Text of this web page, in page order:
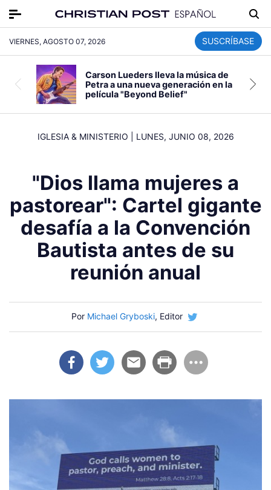
VIERNES, AGOSTO 07, 2026 SUSCRÍBASE
Carson Lueders lleva la música de
Petra a una nueva generación en la
película "Beyond Belief"
IGLESIA & MINISTERIO LUNES, JUNIO 08, 2026
"Dios llama mujeres a
pastorear": Cartel gigante
desafía a la Convención
Bautista antes de su
reunión anual
Por Michael Gryboski, Editor